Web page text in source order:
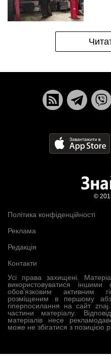
Усі права захищені.
використовуватися
обов’язковим активним
розміщеним в першому
гіперпосилання на сайт
частини матеріалу.
матеріалів несе
може не збігатися з позицією
Політика конфіденційності
Реклама
Редакція
Контакти
©